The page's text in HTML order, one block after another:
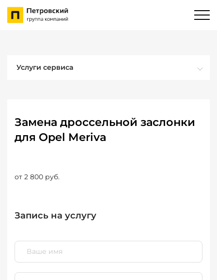
Услуги сервиса
Замена дроссельной заслонки
для Opel Meriva
от 2 800 руб.
Запись на услугу